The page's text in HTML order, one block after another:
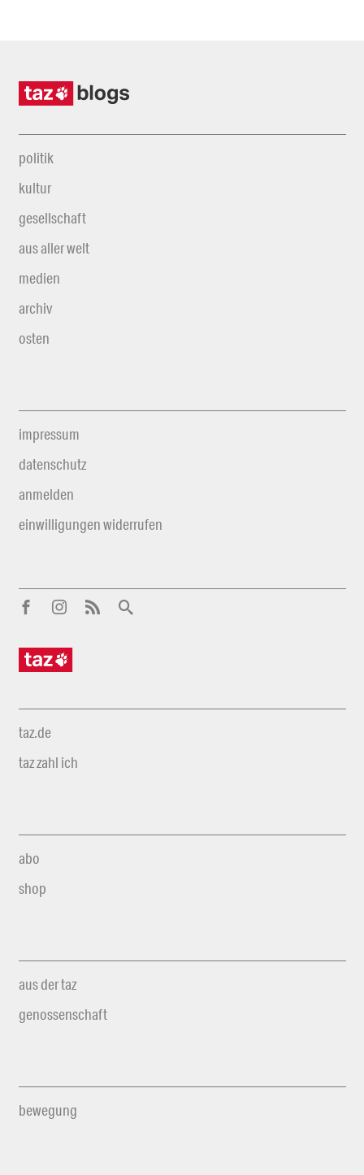
politik
kultur
gesellschaft
aus aller welt
medien
archiv
osten
impressum
datenschutz
anmelden
einwilligungen widerrufen
taz.de
taz zahl ich
abo
shop
aus der taz
genossenschaft
bewegung